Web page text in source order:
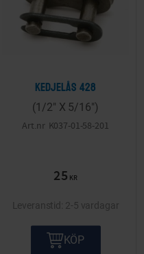
Kedjelås 428
(1/2" X 5/16")
K037-01-58-201
25 KR
2-5 vardagar
KÖP